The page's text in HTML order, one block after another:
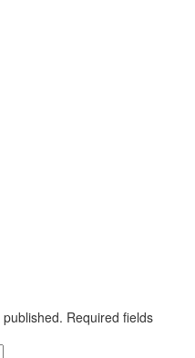
Required fields